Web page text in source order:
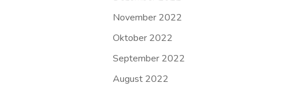
November 2022
Oktober 2022
September 2022
August 2022